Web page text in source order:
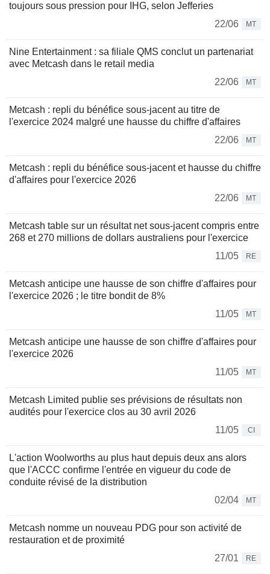
toujours sous pression pour IHG, selon Jefferies
22/06
MT
Nine Entertainment : sa filiale QMS conclut un partenariat
avec Metcash dans le retail media
22/06
MT
Metcash : repli du bénéfice sous-jacent au titre de
l'exercice 2024 malgré une hausse du chiffre d'affaires
22/06
MT
Metcash : repli du bénéfice sous-jacent et hausse du chiffre
d'affaires pour l'exercice 2026
22/06
MT
Metcash table sur un résultat net sous-jacent compris entre
268 et 270 millions de dollars australiens pour l'exercice
11/05
RE
Metcash anticipe une hausse de son chiffre d'affaires pour
l'exercice 2026 ; le titre bondit de 8%
11/05
MT
Metcash anticipe une hausse de son chiffre d'affaires pour
l'exercice 2026
11/05
MT
Metcash Limited publie ses prévisions de résultats non
audités pour l'exercice clos au 30 avril 2026
11/05
CI
L'action Woolworths au plus haut depuis deux ans alors
que l'ACCC confirme l'entrée en vigueur du code de
conduite révisé de la distribution
02/04
MT
Metcash nomme un nouveau PDG pour son activité de
restauration et de proximité
27/01
RE